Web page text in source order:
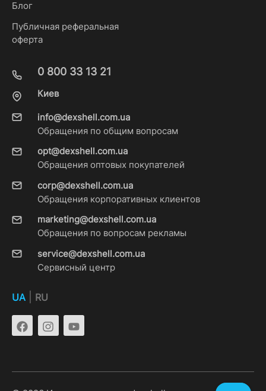
Блог
Публичная реферальная
оферта
0 800 33 13 21
Киев
info@dexshell.com.ua
Обращения по общим вопросам
opt@dexshell.com.ua
Обращения оптовых покупателей
corp@dexshell.com.ua
Обращения корпоративных клиентов
marketing@dexshell.com.ua
Обращения по вопросам рекламы
service@dexshell.com.ua
Сервисный центр
UA RU